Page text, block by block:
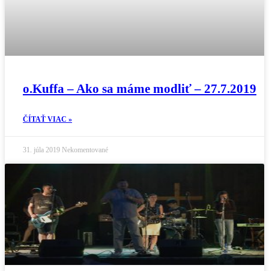
o.Kuffa – Ako sa máme modliť – 27.7.2019
ČÍTAŤ VIAC »
31. júla 2019 Nekomentované